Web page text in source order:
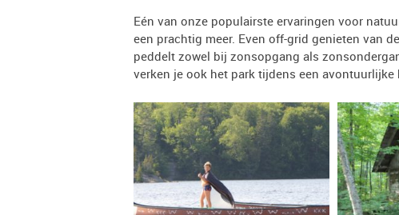
Eén van onze populairste ervaringen voor
een prachtig meer. Even off-grid genieten van
peddelt zowel bij zonsopgang als
verken je ook het park tijdens een